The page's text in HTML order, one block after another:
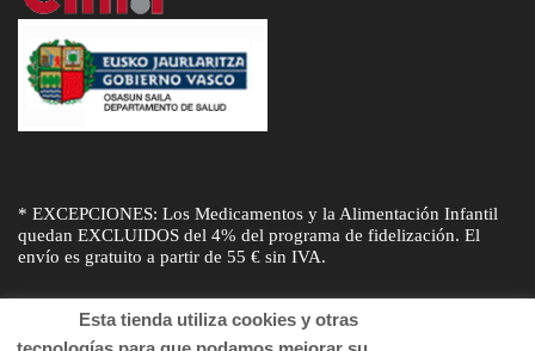
* EXCEPCIONES: Los Medicamentos y la Alimentación Infantil
quedan EXCLUIDOS del 4% del programa de fidelización. El
envío es gratuito a partir de 55 € sin IVA.
Esta tienda utiliza cookies y otras